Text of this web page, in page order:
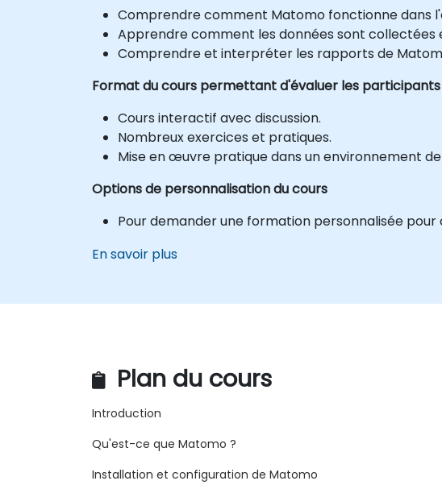
Comprendre comment Matomo fonctionne dans
Apprendre comment les données sont collectées
Comprendre et interpréter les rapports de
Format du cours permettant d'évaluer les participants
Cours interactif avec discussion.
Nombreux exercices et pratiques.
Mise en œuvre pratique dans un environnement
Options de personnalisation du cours
Pour demander une formation personnalisée
En savoir plus
Plan du cours
Introduction
Qu'est-ce que Matomo ?
Installation et configuration de Matomo